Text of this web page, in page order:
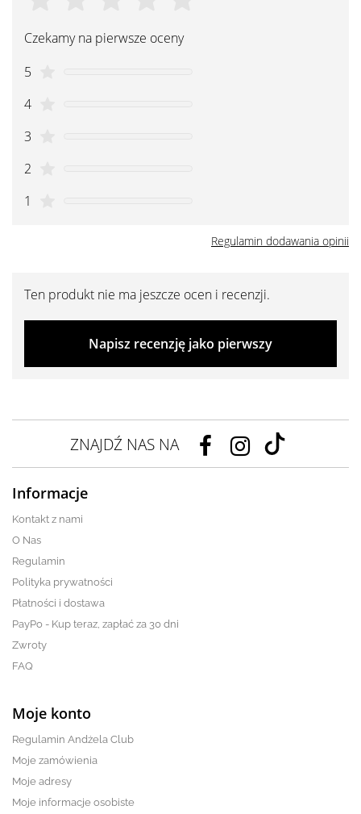
Czekamy na pierwsze oceny
5
4
3
2
1
Regulamin dodawania opinii
Ten produkt nie ma jeszcze ocen i recenzji.
Napisz recenzję jako pierwszy
ZNAJDŹ NAS NA
Informacje
Kontakt z nami
O Nas
Regulamin
Polityka prywatności
Płatności i dostawa
PayPo - Kup teraz, zapłać za 30 dni
Zwroty
FAQ
Moje konto
Regulamin Andżela Club
Moje zamówienia
Moje adresy
Moje informacje osobiste